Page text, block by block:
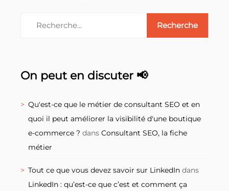
On peut en discuter 📢
Qu'est-ce que le métier de consultant SEO et en
quoi il peut améliorer la visibilité d'une boutique
e-commerce ? dans Consultant SEO, la fiche
métier
Tout ce que vous devez savoir sur LinkedIn dans
LinkedIn : qu’est-ce que c’est et comment ça